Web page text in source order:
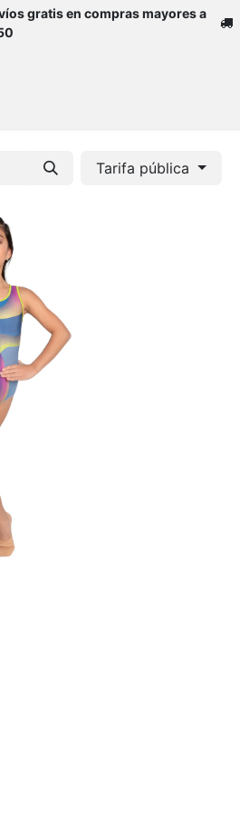
gratis en compras mayores a
Tarifa pública